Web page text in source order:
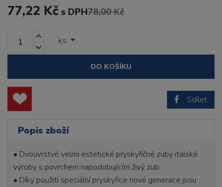
77,22 Kč s DPH78,00 Kč
ks
DO KOŠÍKU
Sdílet
Popis zboží
• Dvouvrstvé velmi estetické pryskyřičné zuby italské
výroby s povrchem napodobujícím živý zub.
• Díky použití speciální pryskyřice nové generace jsou